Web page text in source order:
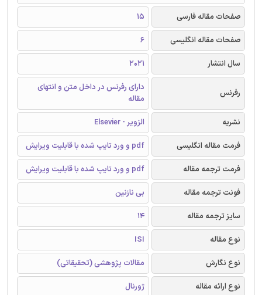
صفحات مقاله فارسی
15
صفحات مقاله انگلیسی
6
سال انتشار
2021
رفرنس
دارای رفرنس در داخل متن و انتهای
مقاله
نشریه
الزویر - Elsevier
فرمت مقاله انگلیسی
pdf و ورد تایپ شده با قابلیت ویرایش
فرمت ترجمه مقاله
pdf و ورد تایپ شده با قابلیت ویرایش
فونت ترجمه مقاله
بی نازنین
سایز ترجمه مقاله
14
نوع مقاله
ISI
نوع نگارش
مقالات پژوهشی (تحقیقاتی)
نوع ارائه مقاله
ژورنال